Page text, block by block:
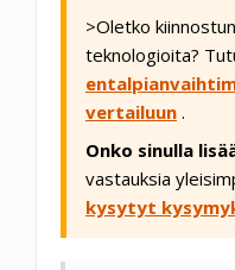
>Oletko
teknologioita?
vertailuun .
Onko sinulla
vastauksia
kysytyt